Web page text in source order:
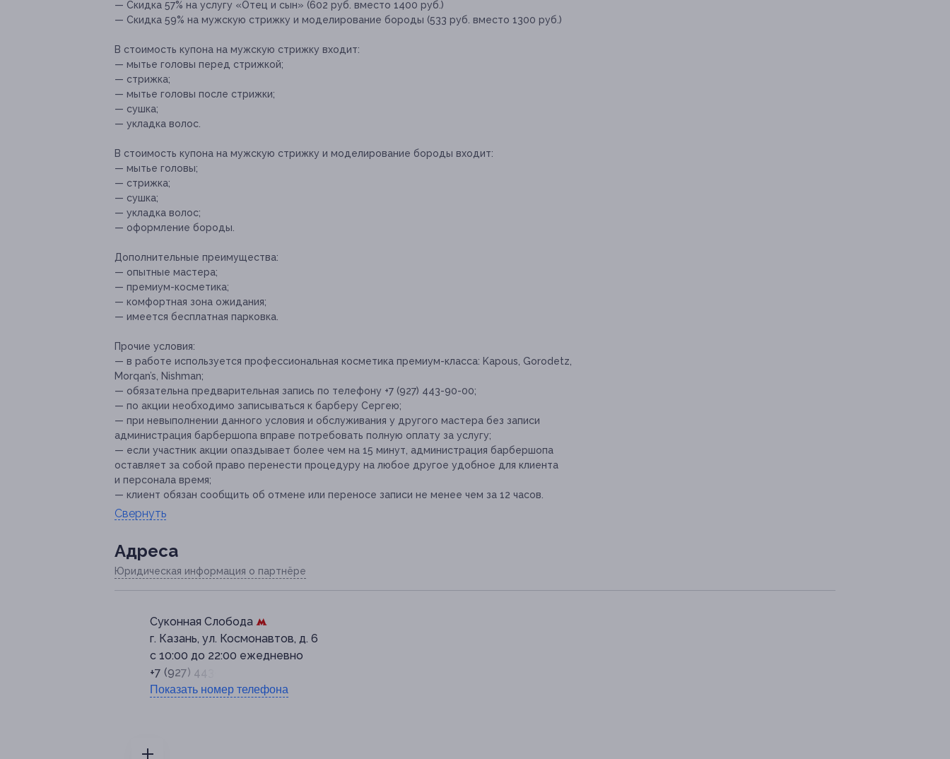
— Скидка 57% на услугу «Отец и сын» (602 руб. вместо 1400 руб.)
— Скидка 59% на мужскую стрижку и моделирование бороды (533 руб. вместо 1300 руб.)
В стоимость купона на мужскую стрижку входит:
— мытье головы перед стрижкой;
— стрижка;
— мытье головы после стрижки;
— сушка;
— укладка волос.
В стоимость купона на мужскую стрижку и моделирование бороды входит:
— мытье головы;
— стрижка;
— сушка;
— укладка волос;
— оформление бороды.
Дополнительные преимущества:
— опытные мастера;
— премиум-косметика;
— комфортная зона ожидания;
— имеется бесплатная парковка.
Прочие условия:
— в работе используется профессиональная косметика премиум-класса: Kapous, Gorodetz,
Morqan’s, Nishman;
— обязательна предварительная запись по телефону +7 (927) 443-90-00;
— по акции необходимо записываться к барберу Сергею;
— при невыполнении данного условия и обслуживания у другого мастера без записи
администрация барбершопа вправе потребовать полную оплату за услугу;
— если участник акции опаздывает более чем на 15 минут, администрация барбершопа
оставляет за собой право перенести процедуру на любое другое удобное для клиента
и персонала время;
— клиент обязан сообщить об отмене или переносе записи не менее чем за 12 часов.
Свернуть
Адресa
Юридическая информация о партнёре
Суконная Слобода
г. Казань, ул. Космонавтов, д. 6
с 10:00 до 22:00 ежедневно
+7 (927) 443-90-00
Показать номер телефона